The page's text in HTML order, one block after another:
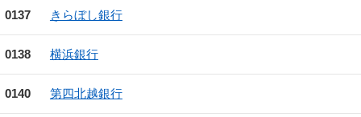
0137 きらぼし銀行
0138 横浜銀行
0140 第四北越銀行